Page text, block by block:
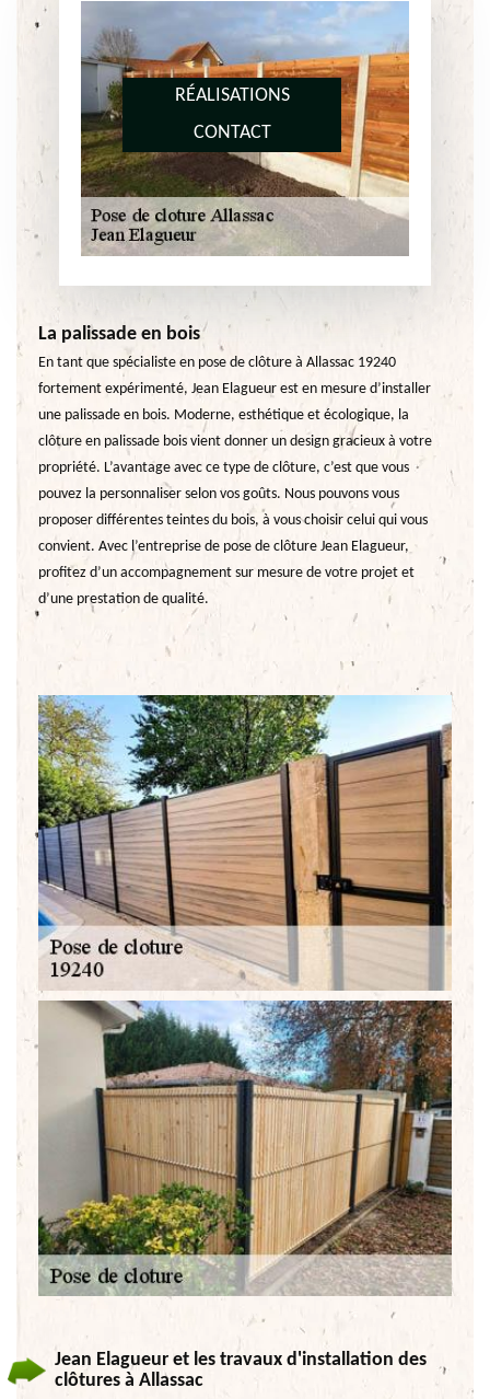
RÉALISATIONS
CONTACT
La palissade en bois
En tant que spécialiste en pose de clôture à Allassac 19240
fortement expérimenté, Jean Elagueur est en mesure d’installer
une palissade en bois. Moderne, esthétique et écologique, la
clôture en palissade bois vient donner un design gracieux à votre
propriété. L’avantage avec ce type de clôture, c’est que vous
pouvez la personnaliser selon vos goûts. Nous pouvons vous
proposer différentes teintes du bois, à vous choisir celui qui vous
convient. Avec l’entreprise de pose de clôture Jean Elagueur,
profitez d’un accompagnement sur mesure de votre projet et
d’une prestation de qualité.
Jean Elagueur et les travaux d'installation des
clôtures à Allassac